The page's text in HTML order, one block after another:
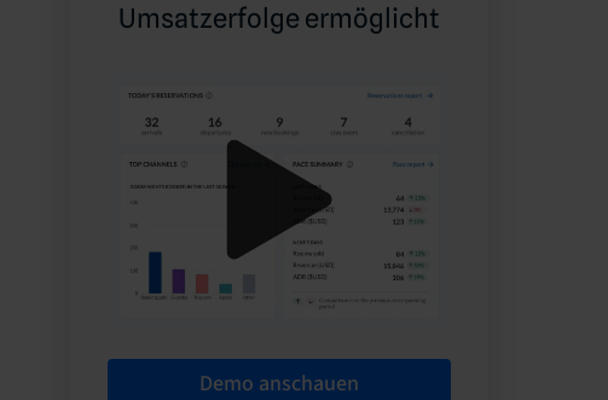
Umsatzerfolge ermöglicht
Demo anschauen